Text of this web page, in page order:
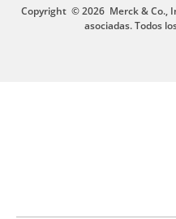
Copyright © 2026 Merck & Co.,
asociadas. Todos